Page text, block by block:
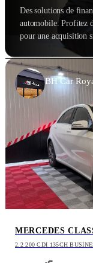
Des solutions de
automobile. Profitez
pour une acquisition
MERCEDES
2.2 200 CDI 135CH
BH Car